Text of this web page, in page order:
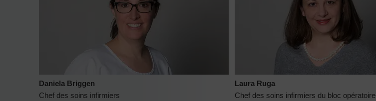
Daniela Briggen
Chef des soins infirmiers
Laura Ruga
Chef des soins infirmiers du bloc opératoire